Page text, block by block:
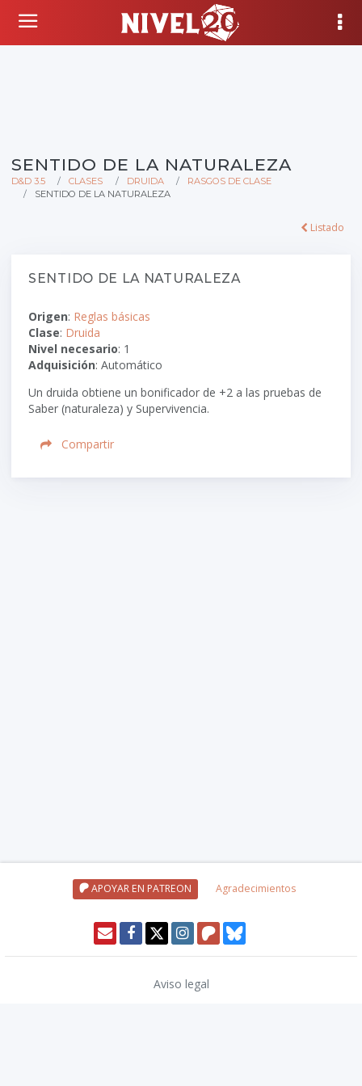
SENTIDO DE LA NATURALEZA
D&D 3.5 CLASES DRUIDA
RASGOS DE CLASE
SENTIDO DE LA NATURALEZA
Listado
SENTIDO DE LA NATURALEZA
Origen: Reglas básicas
Clase: Druida
Nivel necesario: 1
Adquisición: Automático
Un druida obtiene un bonificador de +2 a las pruebas de
Saber (naturaleza) y Supervivencia.
Compartir
APOYAR EN PATREON Agradecimientos
Aviso legal